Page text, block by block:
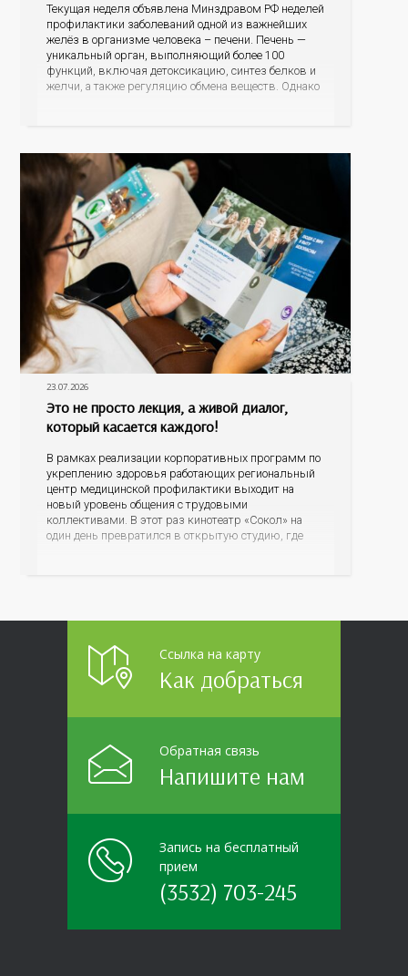
Текущая неделя объявлена Минздравом РФ неделей
профилактики заболеваний одной из важнейших
желёз в организме человека – печени. Печень —
уникальный орган, выполняющий более 100
функций, включая детоксикацию, синтез белков и
желчи, а также регуляцию обмена веществ. Однако
23.07.2026
Это не просто лекция, а живой диалог,
который касается каждого!
В рамках реализации корпоративных программ по
укреплению здоровья работающих региональный
центр медицинской профилактики выходит на
новый уровень общения с трудовыми
коллективами. В этот раз кинотеатр «Сокол» на
один день превратился в открытую студию, где
Ссылка на карту
Как добраться
Обратная связь
Напишите нам
Запись на бесплатный
прием
(3532) 703-245